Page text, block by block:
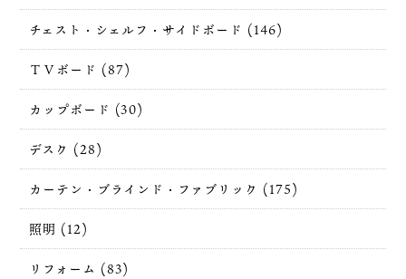
チェスト・シェルフ・サイドボード (146)
ＴＶボード (87)
カップボード (30)
デスク (28)
カーテン・ブラインド・ファブリック (175)
照明 (12)
リフォーム (83)